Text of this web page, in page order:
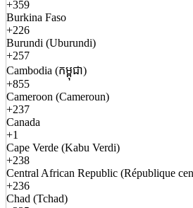
+359
Burkina Faso
+226
Burundi (Uburundi)
+257
Cambodia (កម្ពុជា)
+855
Cameroon (Cameroun)
+237
Canada
+1
Cape Verde (Kabu Verdi)
+238
Central African Republic (République
+236
Chad (Tchad)